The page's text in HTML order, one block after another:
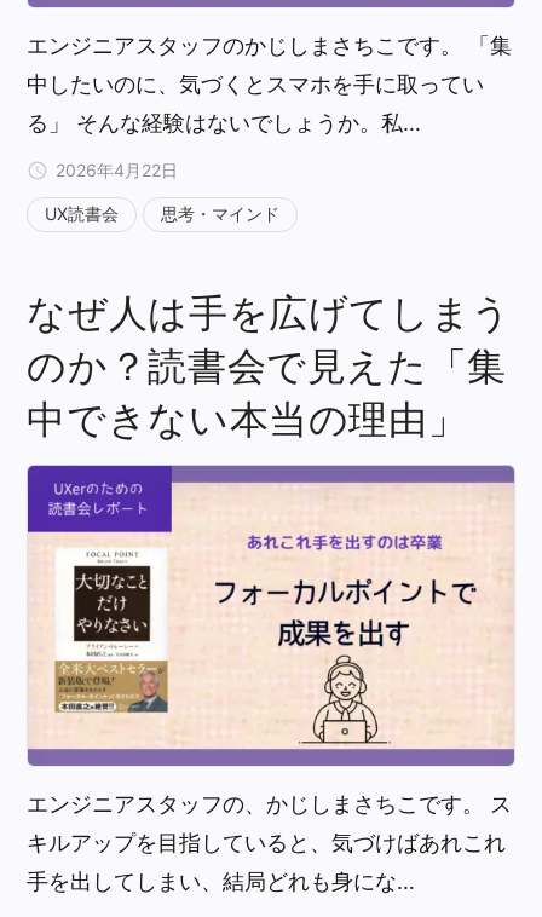
エンジニアスタッフのかじしまさちこです。 「集
中したいのに、気づくとスマホを手に取ってい
る」 そんな経験はないでしょうか。私…
2026年4月22日
UX読書会 思考・マインド
なぜ人は手を広げてしまう
のか？読書会で見えた「集
中できない本当の理由」
エンジニアスタッフの、かじしまさちこです。 ス
キルアップを目指していると、気づけばあれこれ
手を出してしまい、結局どれも身にな…